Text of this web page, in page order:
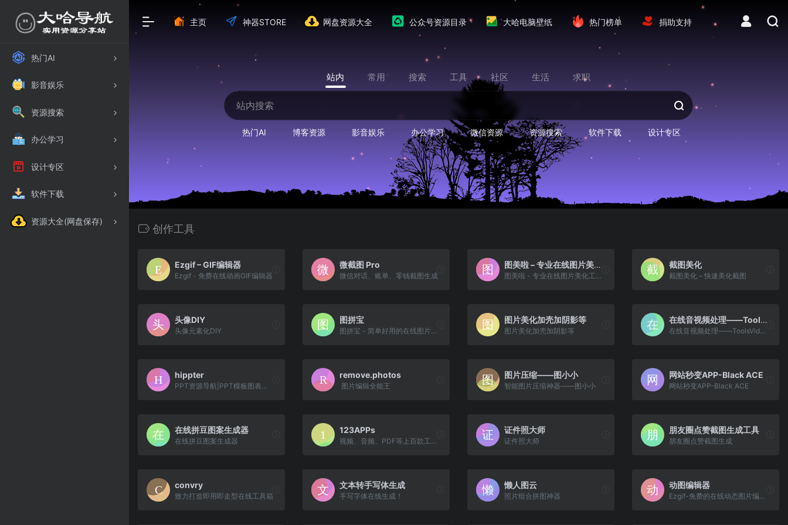
热门AI
影音娱乐
资源搜索
办公学习
设计专区
软件下载
资源大全(网盘保存)
主页 神器STORE 网盘资源大全 公众号资源目录 大哈电脑壁纸 热门榜单 捐助支持
站内 常用 搜索 工具 社区 生活 求职
热门AI 博客资源 影音娱乐 办公学习 微信资源 资源搜索 软件下载 设计专区
创作工具
Ezgif – GIF编辑器
Ezgif - 免费在线动画GIF编辑器
微截图 Pro
微信对话、账单、零钱截图生成
图美啦 – 专业在线图片美化工具
图美啦 - 专业在线图片美化工具 | 一键生成精美图片效果
截图美化
截图美化 – 快速美化截图
头像DIY
头像元素化DIY
图拼宝
图拼宝 - 简单好用的在线图片拼接工具
图片美化加壳加阴影等
图片美化加壳加阴影等
在线音视频处理——ToolsVideo
在线音视频处理——ToolsVideo
hippter
PPT资源导航|PPT模板图表等设计素材免费下载
remove.photos
图片编辑全能王
图片压缩——图小小
智能图片压缩神器——图小小
网站秒变APP-Black ACE
网站秒变APP-Black ACE
在线拼豆图案生成器
在线拼豆图案生成器
123APPs
视频、音频、PDF等上百款工具全免费！
证件照大师
证件照大师
朋友圈点赞截图生成工具
朋友圈点赞截图生成
convry
致力打造即用即走型在线工具箱
文本转手写体生成
手写字体在线生成！
懒人图云
照片组合拼图神器
动图编辑器
Ezgif-免费的在线动态图片编辑器。